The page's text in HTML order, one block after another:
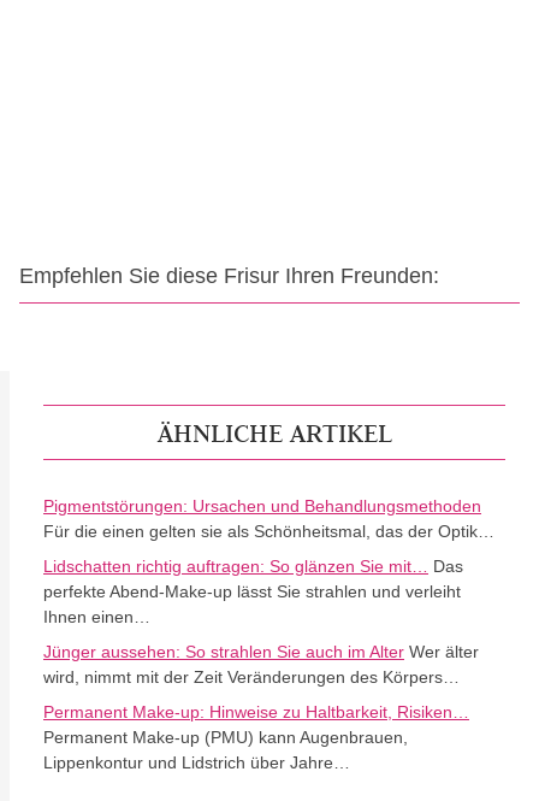
Empfehlen Sie diese Frisur Ihren Freunden:
ÄHNLICHE ARTIKEL
Pigmentstörungen: Ursachen und Behandlungsmethoden
Für die einen gelten sie als Schönheitsmal, das der Optik…
Lidschatten richtig auftragen: So glänzen Sie mit…
Das
perfekte Abend-Make-up lässt Sie strahlen und verleiht
Ihnen einen…
Jünger aussehen: So strahlen Sie auch im Alter Wer älter
wird, nimmt mit der Zeit Veränderungen des Körpers…
Permanent Make-up: Hinweise zu Haltbarkeit, Risiken…
Permanent Make-up (PMU) kann Augenbrauen,
Lippenkontur und Lidstrich über Jahre…